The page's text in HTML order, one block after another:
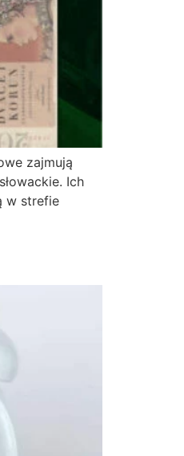
zajmują
Ich
w strefie